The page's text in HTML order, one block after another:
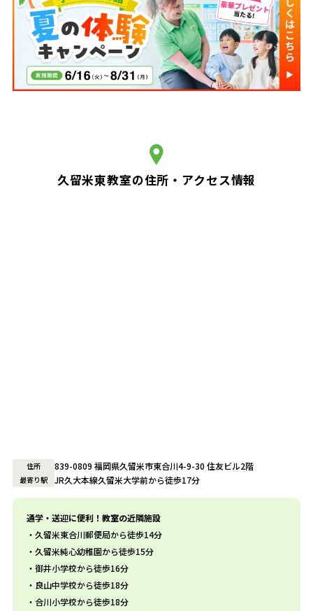
久留米東教室の住所・アクセス情報
住所 839-0809 福岡県久留米市東合川4-9-30 住友ビル2階
最寄り駅 JR久大本線久留米大学前から徒歩17分
通学・送迎に便利！教室の近隣施設
久留米東合川郵便局から徒歩14分
久留米純心幼稚園から徒歩15分
御井小学校から徒歩16分
良山中学校から徒歩18分
合川小学校から徒歩18分